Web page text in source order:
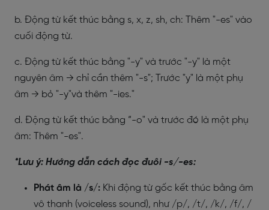
b. Động từ kết thúc bằng s, x, z, sh, ch: Thêm "-es" vào
cuối động từ.
c. Động từ kết thúc bằng "-y" và trước "-y" là một
nguyên âm → chỉ cần thêm "-s"; Trước "y" là một phụ
âm → bỏ "-y"và thêm "-ies."
d. Động từ kết thúc bằng “-o" và trước đó là một phụ
âm: Thêm "-es".
*Lưu ý: Hướng dẫn cách đọc đuôi -s/-es:
Phát âm là /s/: Khi động từ gốc kết thúc bằng âm
vô thanh (voiceless sound), như /p/, /t/, /k/, /f/, /